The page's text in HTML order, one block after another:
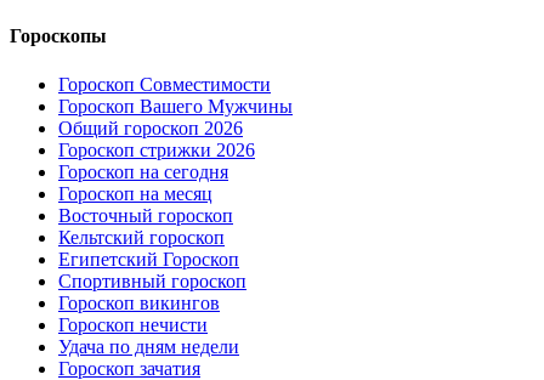
Гороскопы
Гороскоп Совместимости
Гороскоп Вашего Мужчины
Общий гороскоп 2026
Гороскоп стрижки 2026
Гороскоп на сегодня
Гороскоп на месяц
Восточный гороскоп
Кельтский гороскоп
Египетский Гороскоп
Спортивный гороскоп
Гороскоп викингов
Гороскоп нечисти
Удача по дням недели
Гороскоп зачатия